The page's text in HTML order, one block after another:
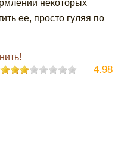
некоторых
ее, просто гуляя по
4.98